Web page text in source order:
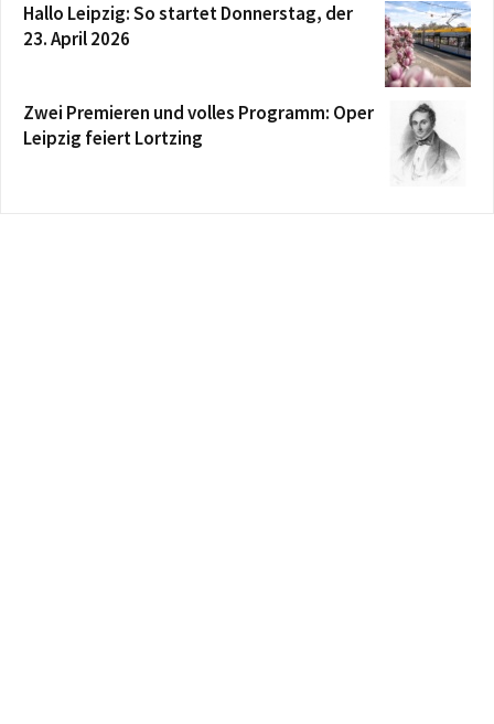
Hallo Leipzig: So startet Donnerstag, der
23. April 2026
Zwei Premieren und volles Programm: Oper
Leipzig feiert Lortzing